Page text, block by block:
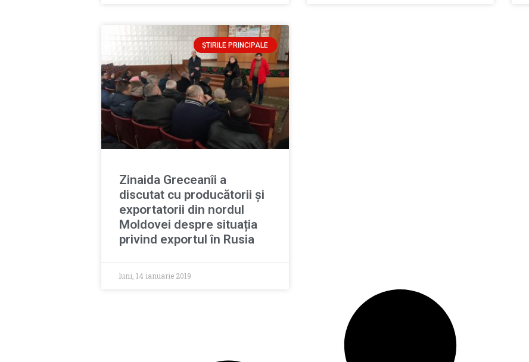
ȘTIRILE PRINCIPALE
Zinaida Greceanîi a
discutat cu producătorii și
exportatorii din nordul
Moldovei despre situația
privind exportul în Rusia
luni, 14 ianuarie 2019